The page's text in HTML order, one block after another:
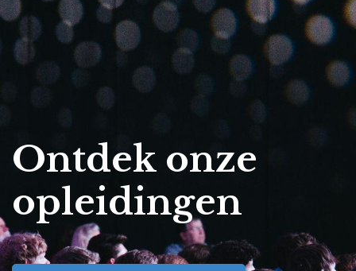
Ontdek onze
opleidingen